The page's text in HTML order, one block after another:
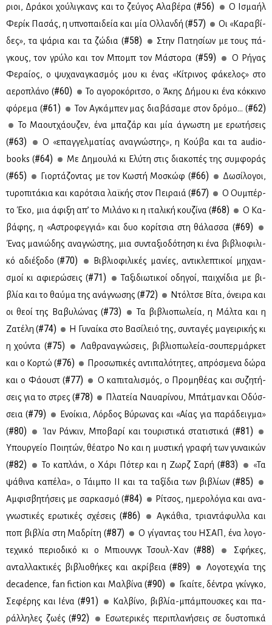
ριοι, Δρά­κοι χού­λι­γκανς και το ζεύ­γος Αλα­βέ­ρα (#56)
Ο Ισμα­ήλ
Φε­ρίκ Πα­σάς, η υπνο­παι­δεία και μία Ολ­λαν­δή (#57)
Οι «Κα­ρα­βί­
δες», τα ψά­ρια και τα ζώ­δια (#58)
Στην Πα­τη­σί­ων με τους πά­
γκους, τον γρύ­λο και τον Μπομπ τον Μά­στο­ρα (#59)
Ο Ρή­γας
Φε­ραί­ος, ο ψυ­χα­να­γκα­σμός μου κι ένας «Κί­τρι­νος φά­κε­λος» στο
αε­ρο­πλά­νο (#60)
Το αγο­ρο­κό­ρι­τσο, ο Άκης Δή­μου κι ένα κόκ­κι­νο
φό­ρε­μα (#61) Τον Αγκά­μπεν μας δια­βά­σα­με στον δρό­μο… (#62)
Το Μα­ουτ­χά­ου­ζεν, ένα μπα­ζάρ και μία άγνω­στη με ερω­τή­σεις
(#63)
Ο «επαγ­γελ­μα­τί­ας ανα­γνώ­στης», η Κού­βα και τα audio-
books (#64)
Με Δη­μου­λά κι Ελύ­τη στις δια­κο­πές της συμ­φο­ράς
(#65) Γιορ­τά­ζο­ντας με τον Κω­στή Μο­σκώφ (#66)
Δω­σί­λο­γοι,
τυ­ρο­πι­τά­κια και κα­ρό­τσια λαϊ­κής στον Πει­ραιά (#67)
Ο Ου­μπέρ­
το Έκο, μια άφι­ξη απ’ το Μι­λά­νο κι η ιτα­λι­κή κου­ζί­να (#68)
Ο Κα­
βά­φης, η «Αστρο­φεγ­γιά» και δυο κο­ρί­τσια στη θά­λασ­σα (#69)
Ένας μα­νιώ­δης ανα­γνώ­στης, μια συ­ντα­ξιο­δό­τη­ση κι ένα βι­βλιο­φι­λι­
κό αδιέ­ξο­δο (#70)
Βι­βλιο­φι­λι­κές μα­νί­ες, αντι­κλε­πτι­κοί μη­χα­νι­
σμοί κι αφιε­ρώ­σεις (#71)
Τα­ξι­διω­τι­κοί οδη­γοί, παι­χνί­δια με βι­
βλία και το θαύ­μα της ανά­γνω­σης (#72)
Ντόλ­τσε Βί­τα, όνει­ρα και
οι θε­οί της Βα­βυ­λώ­νας (#73)
Τα βι­βλιο­πω­λεία, η Μάλ­τα και η
Ζα­τέ­λη (#74)
Η Γυ­ναί­κα στο Βα­σί­λειό της, συ­ντα­γές μα­γει­ρι­κής κι
η χού­ντα (#75)
Λα­θρα­να­γνώ­σεις, βι­βλιο­πω­λεία-σου­περ­μάρ­κετ
και ο Κορ­τώ (#76)
Προ­σω­πι­κές αντι­πα­λό­τη­τες, απρό­σμε­να δώ­ρα
και ο Φά­ουστ (#77)
Ο κα­πι­τα­λι­σμός, ο Προ­μη­θέ­ας και συ­ζη­τή­
σεις για το στρες (#78)
Πλα­τεία Ναυα­ρί­νου, Μπά­τμαν και Οδύσ­
σεια (#79)
Ενοί­κια, Λόρ­δος Βύ­ρω­νας και «Αί­ας για πα­ρά­δειγ­μα»
(#80) Ίαν Ράν­κιν, Μπο­βα­ρί και του­ρι­στι­κά στα­τι­στι­κά (#81)
Υπουρ­γείο Ποι­η­τών, θέ­α­τρο Νο και η μυ­στι­κή γρα­φή των γυ­ναι­κών
(#82) Το κα­πλά­νι, ο Χά­ρι Πό­τερ και η Ζωρζ Σα­ρή (#83)
«Τα
ψά­θι­να κα­πέ­λα», ο Τάι­μπο ΙΙ και τα τα­ξί­δια των βι­βλί­ων (#85)
Αμ­φι­σβη­τή­σεις με σαρ­κα­σμό (#84)
Ρί­τσος, ημε­ρο­λό­για και ανα­
γνω­στι­κές ερω­τι­κές σχέ­σεις (#86)
Αγκά­θια, τρια­ντά­φυλ­λα και
ποπ βι­βλία στη Μα­δρί­τη (#87)
Ο γί­γα­ντας του ΗΣΑΠ, ένα λο­γο­
τε­χνι­κό πε­ριο­δι­κό κι ο Μπιουνγκ Τσουλ-Χαν (#88)
Σφή­κες,
ανταλ­λα­κτι­κές βι­βλιο­θή­κες και ακρί­βεια (#89)
Λο­γο­τε­χνία της
decadence, fan fiction και Μαλ­βί­να (#90)
Γκαί­τε, δέ­ντρα γκίν­γκο,
Σε­φέ­ρης και Ιέ­να (#91)
Καλ­βί­νο, βι­βλία-μπά­μπου­σκες και πα­
ράλ­λη­λες ζω­ές (#92)
Εσω­τε­ρι­κές πε­ρι­πλα­νή­σεις σε δυ­στο­πι­κά